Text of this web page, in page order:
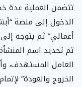
تتضمن العملية عدة
الدخول إلى منصة
أعمالي” ثم يتوجه إلى
ثم تحديد اسم المنشأة
العامل المستهدف،
الخروج والعودة”